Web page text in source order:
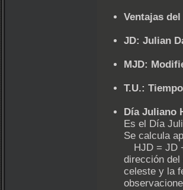
Ventajas
JD: Julian
MJD:
T.U.:
Día Juliano
Es el Día
Se calcula
HJD = JD
dirección
celeste y la